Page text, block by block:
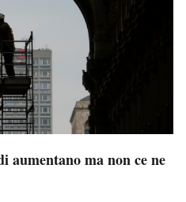
aumentano ma non ce ne